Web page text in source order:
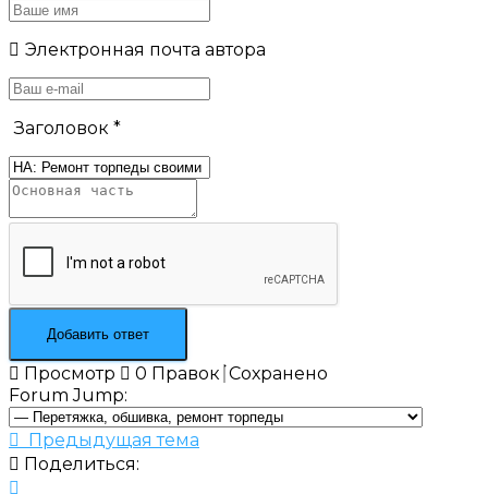
Электронная почта автора
Заголовок *
Просмотр 0 Правок Сохранено
Forum Jump:
Предыдущая тема
Поделиться: